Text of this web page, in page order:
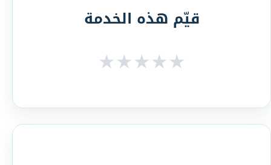
قيّم هذه الخدمة
★★★★★